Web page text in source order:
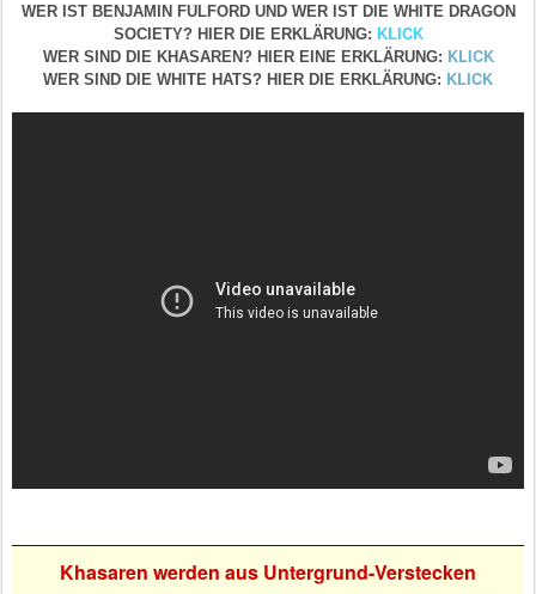
WER IST BENJAMIN FULFORD UND WER IST DIE WHITE DRAGON
SOCIETY? HIER DIE ERKLÄRUNG: KLICK
WER SIND DIE KHASAREN? HIER EINE ERKLÄRUNG: KLICK
WER SIND DIE WHITE HATS? HIER DIE ERKLÄRUNG: KLICK
Khasaren werden aus Untergrund-Verstecken